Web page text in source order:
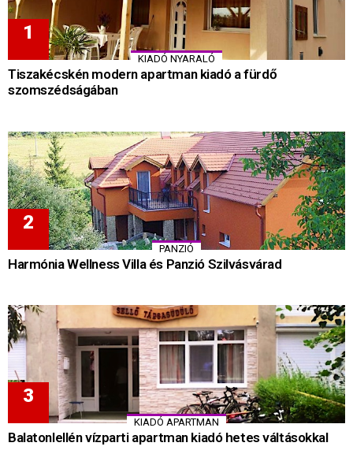
KIADÓ NYARALÓ
Tiszakécskén modern apartman kiadó a fürdő
szomszédságában
PANZIÓ
Harmónia Wellness Villa és Panzió Szilvásvárad
KIADÓ APARTMAN
Balatonlellén vízparti apartman kiadó hetes váltásokkal